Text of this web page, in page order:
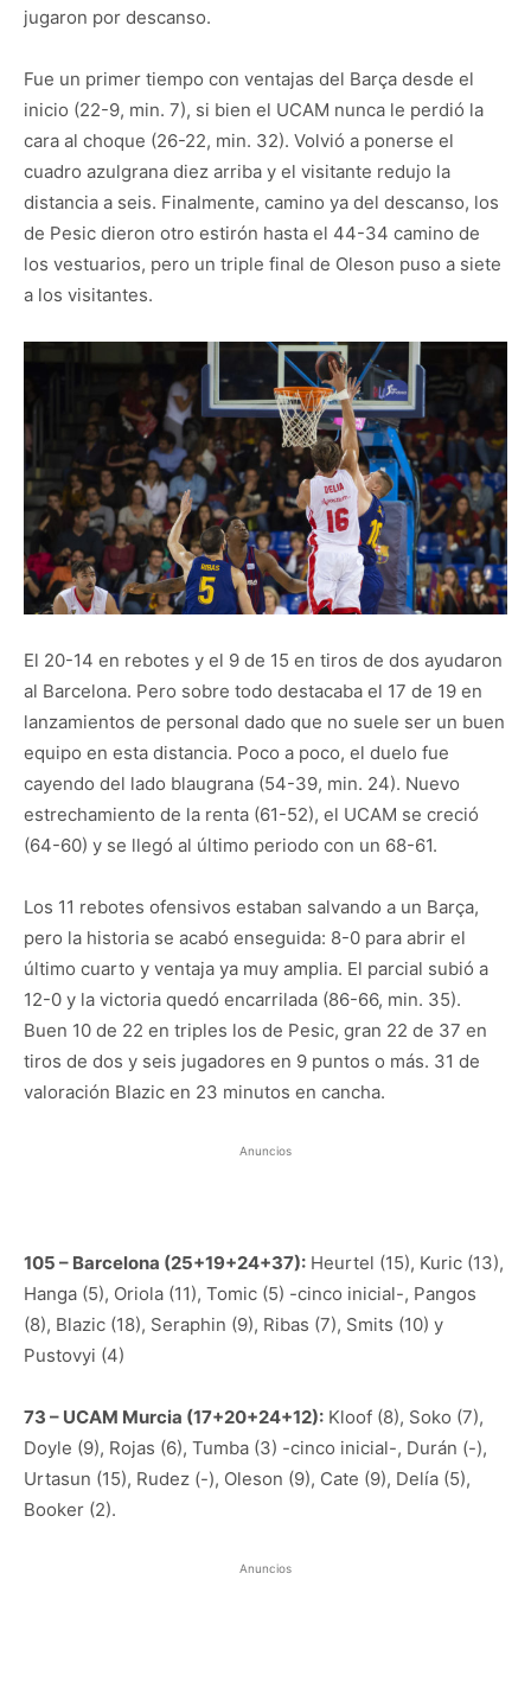
jugaron por descanso.
Fue un primer tiempo con ventajas del Barça desde el
inicio (22-9, min. 7), si bien el UCAM nunca le perdió la
cara al choque (26-22, min. 32). Volvió a ponerse el
cuadro azulgrana diez arriba y el visitante redujo la
distancia a seis. Finalmente, camino ya del descanso, los
de Pesic dieron otro estirón hasta el 44-34 camino de
los vestuarios, pero un triple final de Oleson puso a siete
a los visitantes.
El 20-14 en rebotes y el 9 de 15 en tiros de dos ayudaron
al Barcelona. Pero sobre todo destacaba el 17 de 19 en
lanzamientos de personal dado que no suele ser un buen
equipo en esta distancia. Poco a poco, el duelo fue
cayendo del lado blaugrana (54-39, min. 24). Nuevo
estrechamiento de la renta (61-52), el UCAM se creció
(64-60) y se llegó al último periodo con un 68-61.
Los 11 rebotes ofensivos estaban salvando a un Barça,
pero la historia se acabó enseguida: 8-0 para abrir el
último cuarto y ventaja ya muy amplia. El parcial subió a
12-0 y la victoria quedó encarrilada (86-66, min. 35).
Buen 10 de 22 en triples los de Pesic, gran 22 de 37 en
tiros de dos y seis jugadores en 9 puntos o más. 31 de
valoración Blazic en 23 minutos en cancha.
Anuncios
105 – Barcelona (25+19+24+37): Heurtel (15), Kuric (13),
Hanga (5), Oriola (11), Tomic (5) -cinco inicial-, Pangos
(8), Blazic (18), Seraphin (9), Ribas (7), Smits (10) y
Pustovyi (4)
73 – UCAM Murcia (17+20+24+12): Kloof (8), Soko (7),
Doyle (9), Rojas (6), Tumba (3) -cinco inicial-, Durán (-),
Urtasun (15), Rudez (-), Oleson (9), Cate (9), Delía (5),
Booker (2).
Anuncios